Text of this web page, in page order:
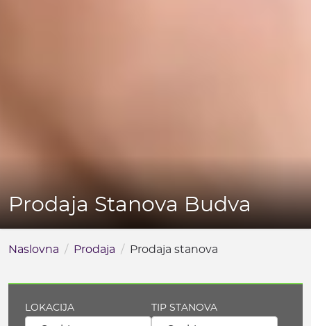
Prodaja Stanova Budva
Naslovna Prodaja Prodaja stanova
LOKACIJA TIP STANOVA